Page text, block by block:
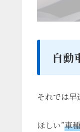
自動
それでは早
ほしい”車